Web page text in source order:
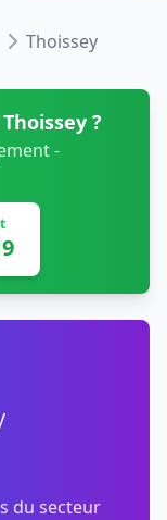
Thoissey
?
-
du secteur